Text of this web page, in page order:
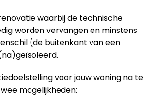
waarbij de technische
worden vervangen en minstens
(de buitenkant van een
voor jouw woning na te
mogelijkheden: